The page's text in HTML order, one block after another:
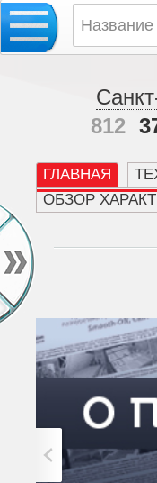
812
ГЛАВНАЯ
ОБЗОР